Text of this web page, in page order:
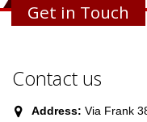
Get in Touch
Contact us
Address: Via Frank